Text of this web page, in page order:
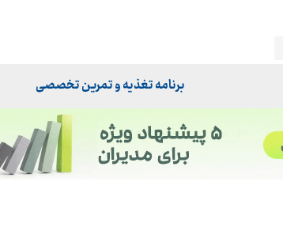
برنامه تغذیه و تمرین تخصصی